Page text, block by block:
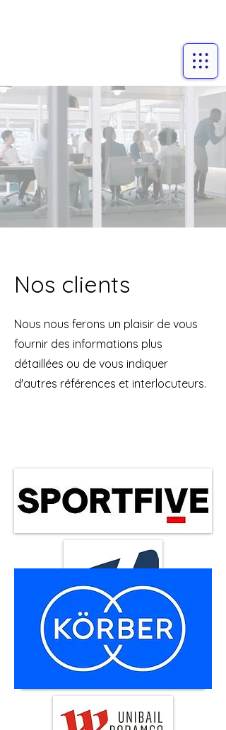
Nos clients
Nous nous ferons un plaisir de vous
fournir des informations plus
détaillées ou de vous indiquer
d'autres références et interlocuteurs.